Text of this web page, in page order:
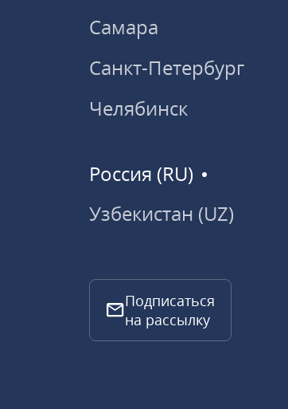
Самара
Санкт-Петербург
Челябинск
Россия (RU)
Узбекистан (UZ)
Подписаться
на рассылку